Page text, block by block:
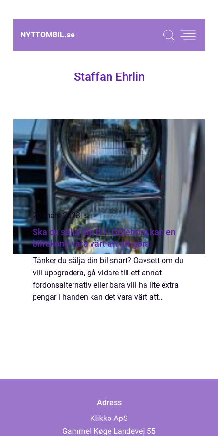
NYTTOMBIL.se
Staffan Ehrlin
20 mars 2023
Ska du sälja din bil i Göteborg kan en
bilrekond vara värt att att göra
Tänker du sälja din bil snart? Oavsett om du
vill uppgradera, gå vidare till ett annat
fordonsalternativ eller bara vill ha lite extra
pengar i handen kan det vara värt att
Adress